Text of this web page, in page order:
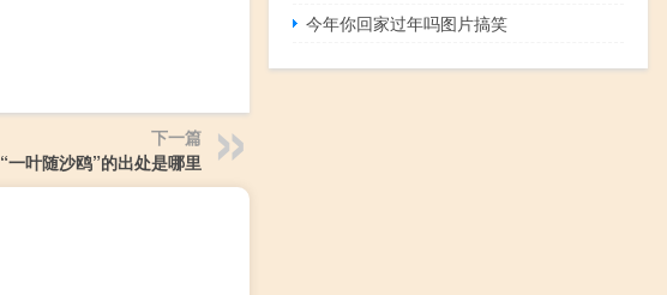
下一篇
“一叶随沙鸥”的出处是哪里
今年你回家过年吗图片搞笑